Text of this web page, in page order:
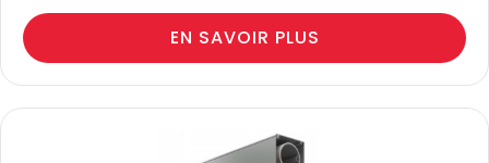
EN SAVOIR PLUS